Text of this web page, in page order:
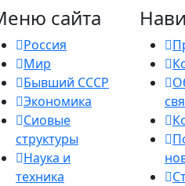
сайта
Россия
Мир
Бывший СССР
Экономика
Сиовые
структуры
Наука и
техника